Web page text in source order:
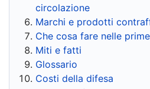
circolazione
Marchi e prodotti
Che cosa fare nelle
Miti e fatti
Glossario
Costi della difesa